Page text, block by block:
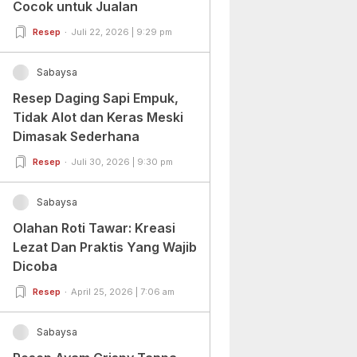
Cocok untuk Jualan
Resep Juli 22, 2026 | 9:29 pm
Sabaysa
Resep Daging Sapi Empuk,
Tidak Alot dan Keras Meski
Dimasak Sederhana
Resep Juli 30, 2026 | 9:30 pm
Sabaysa
Olahan Roti Tawar: Kreasi
Lezat Dan Praktis Yang Wajib
Dicoba
Resep April 25, 2026 | 7:06 am
Sabaysa